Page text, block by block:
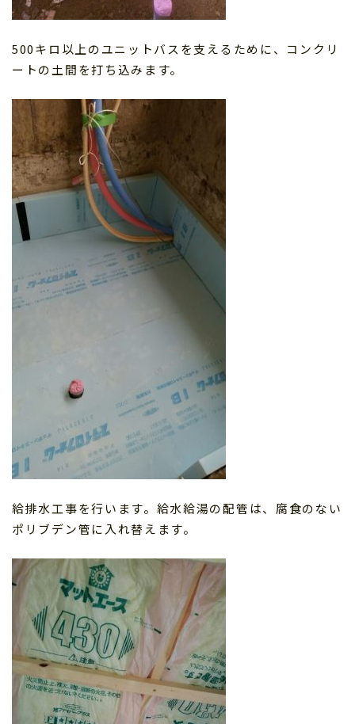
500キロ以上のユニットバスを支えるために、コンクリ
ートの土間を打ち込みます。
給排水工事を行います。給水給湯の配管は、腐食のない
ポリブデン管に入れ替えます。